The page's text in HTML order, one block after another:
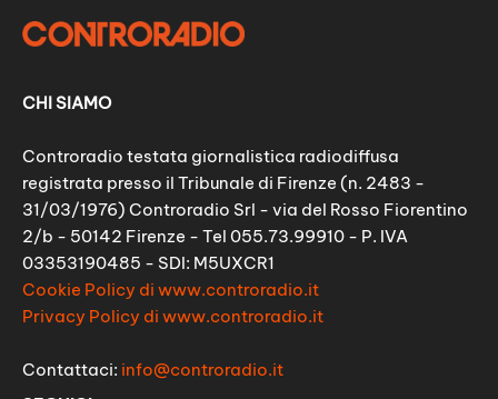
CHI SIAMO
Controradio testata giornalistica radiodiffusa
registrata presso il Tribunale di Firenze (n. 2483 -
31/03/1976) Controradio Srl - via del Rosso Fiorentino
2/b - 50142 Firenze - Tel 055.73.99910 - P. IVA
03353190485 - SDI: M5UXCR1
Cookie Policy di www.controradio.it
Privacy Policy di www.controradio.it
Contattaci: info@controradio.it